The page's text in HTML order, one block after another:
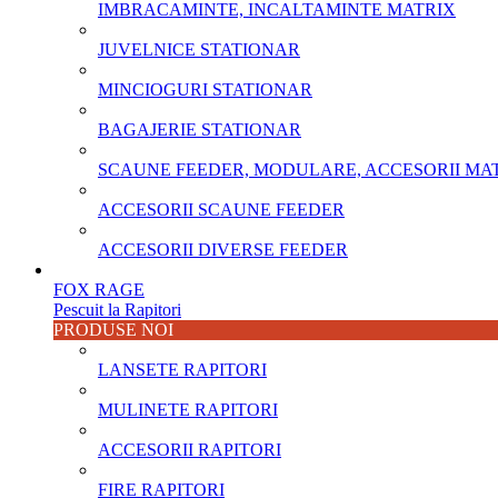
IMBRACAMINTE, INCALTAMINTE MATRIX
JUVELNICE STATIONAR
MINCIOGURI STATIONAR
BAGAJERIE STATIONAR
SCAUNE FEEDER, MODULARE, ACCESORII
ACCESORII SCAUNE FEEDER
ACCESORII DIVERSE FEEDER
FOX RAGE
Pescuit la Rapitori
PRODUSE NOI
LANSETE RAPITORI
MULINETE RAPITORI
ACCESORII RAPITORI
FIRE RAPITORI